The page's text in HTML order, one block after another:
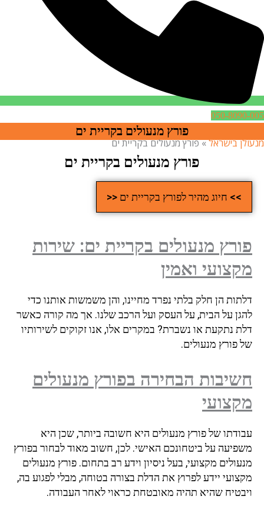
050-8090-005
פורץ מנעולים בקריית ים
מנעולן בישראל»פורץ מנעולים בקריית ים
פורץ מנעולים בקריית ים
>> חיוג מהיר לפורץ בקריית ים <<
פורץ מנעולים בקריית ים: שירות
מקצועי ואמין
דלתות הן חלק בלתי נפרד מחיינו, והן משמשות אותנו כדי
להגן על הבית, על העסק ועל הרכב שלנו. אך מה קורה כאשר
דלת נתקעת או נשברת? במקרים אלו, אנו זקוקים לשירותיו
של פורץ מנעולים.
חשיבות הבחירה בפורץ מנעולים
מקצועי
עבודתו של פורץ מנעולים היא חשובה ביותר, שכן היא
משפיעה על ביטחונכם האישי. לכן, חשוב מאוד לבחור בפורץ
מנעולים מקצועי, בעל ניסיון וידע רב בתחום. פורץ מנעולים
מקצועי יידע לפרוץ את הדלת בצורה בטוחה, מבלי לפגוע בה,
ויבטיח שהיא תהיה מאובטחת כראוי לאחר העבודה.